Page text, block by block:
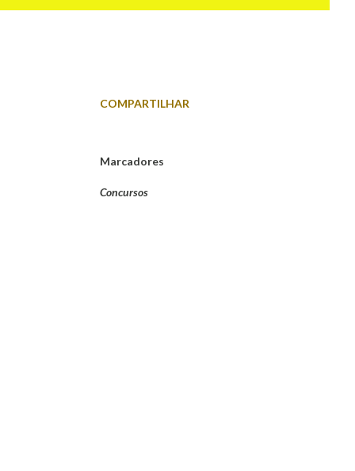
COMPARTILHAR
Marcadores
Concursos